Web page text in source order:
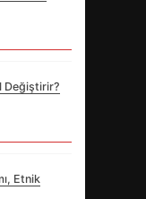
Değiştirir?
Etnik